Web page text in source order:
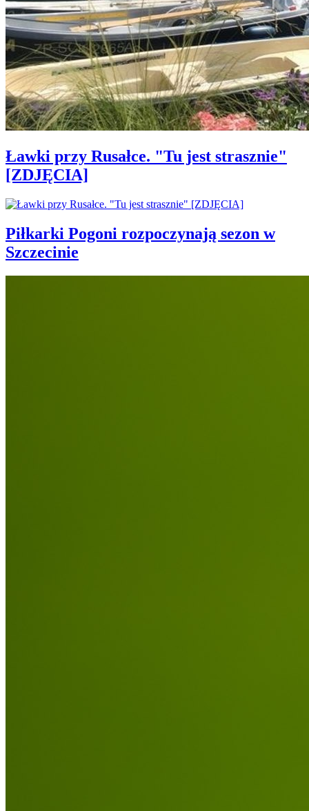
Ławki przy Rusałce. "Tu jest strasznie"
[ZDJĘCIA]
Piłkarki Pogoni rozpoczynają sezon w
Szczecinie